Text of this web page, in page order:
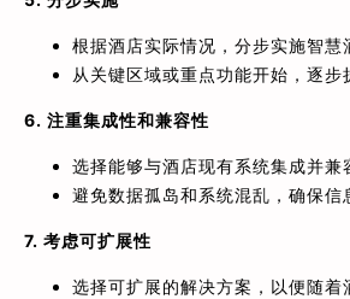
根据酒店实际情况，分步实施智慧
从关键区域或重点功能开始，逐步
6. 注重集成性和兼容性
选择能够与酒店现有系统集成并兼
避免数据孤岛和系统混乱，确保信
7. 考虑可扩展性
选择可扩展的解决方案，以便随着